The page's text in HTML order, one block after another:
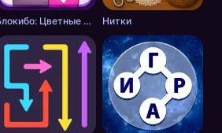
Блокибо: Цветные блоки
Нитки